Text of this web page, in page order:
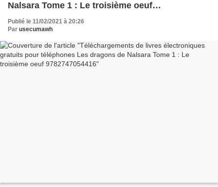
Nalsara Tome 1 : Le troisième oeuf
9782747054416
Publié le 11/02/2021 à 20:26
Par usecumawh